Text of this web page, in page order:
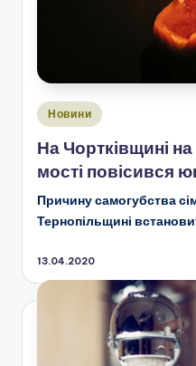
Опубліковано
Новини
На Чортківщині
мості повісився
Причину самогубства
Тернопільщині
13.04.2020